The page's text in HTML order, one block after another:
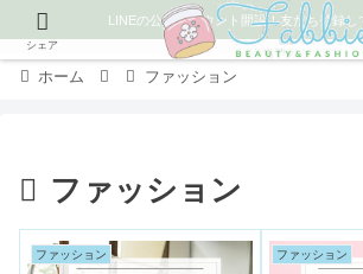
ホーム ファッション
ファッション
ファッション ファッション
シェア